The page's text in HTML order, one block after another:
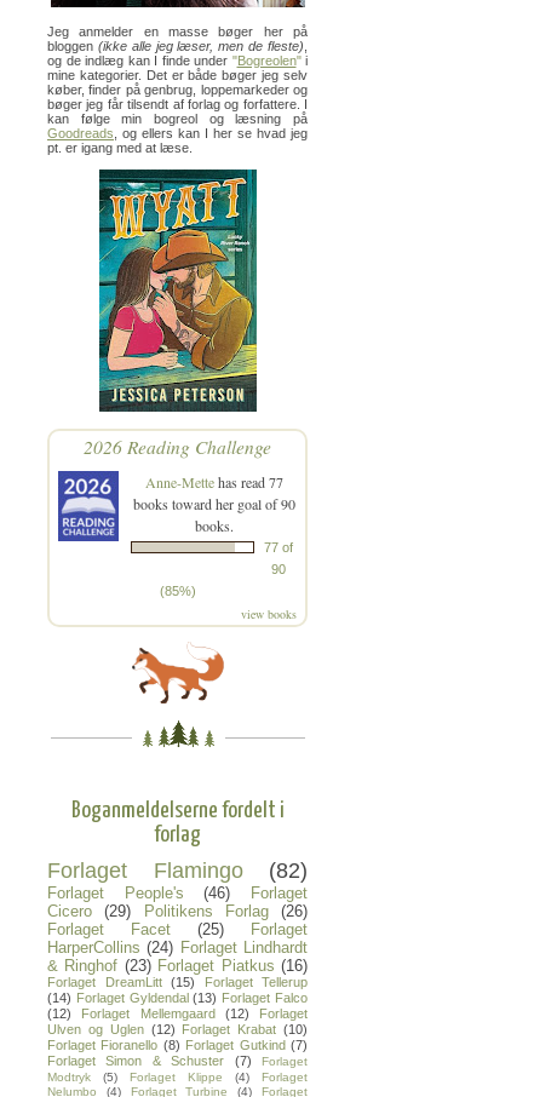
Jeg anmelder en masse bøger her på
bloggen (ikke alle jeg læser, men de fleste)
og de indlæg kan I finde under "Bogreolen"i
mine kategorier. Det er både bøger jeg selv
køber, finder på genbrug, loppemarkeder og
bøger jeg får tilsendt af forlag og forfattere. I
kan følge min bogreol og læsning på
Goodreads , og ellers kan I her se hvad jeg
pt. er igang med at læse.
2026 Reading Challenge
Anne-Mettehas read 77
books toward her goal of 90
books.
77 of
90
(85%)
view books
Boganmeldelserne fordelt i
forlag
Forlaget Flamingo (82)
Forlaget People's (46)
Forlaget
Cicero
(29) Politikens Forlag
(26)
Forlaget Facet
(25)
Forlaget
HarperCollins (24) Forlaget Lindhardt
& Ringhof (23) Forlaget Piatkus (16)
Forlaget DreamLitt (15)
Forlaget Tellerup
(14) Forlaget Gyldendal (13) Forlaget Falco
(12)
Forlaget Mellemgaard (12)
Forlaget
Ulven og Uglen (12) Forlaget Krabat (10)
Forlaget Fioranello (8) Forlaget Gutkind (7)
Forlaget Simon & Schuster
(7)
Forlaget
Modtryk
(5) Forlaget Klippe (4)
Forlaget
Nelumbo
(4) Forlaget Turbine (4)
Forlaget